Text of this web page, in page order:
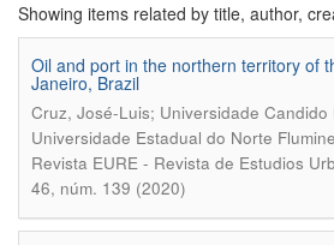
Showing items related by title, author,
Oil and port in the northern territory of
Janeiro, Brazil
Cruz, José-Luis; Universidade Candido
Universidade Estadual do Norte
Revista EURE - Revista de Estudios
46, núm. 139 (2020)